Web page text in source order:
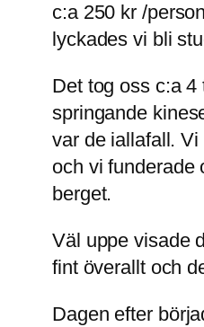
c:a 250 kr /
lyckades vi bli
Det tog oss c:a 4
springande
var de iallafall.
och vi funderade
berget.
Väl uppe visade
fint överallt och
Dagen efter